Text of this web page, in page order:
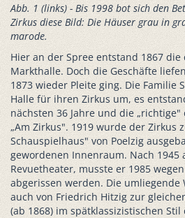
Abb. 1 (links) - Bis 1998 bot sich den
Zirkus diese Bild: Die Häuser grau in
marode.
Hier an der Spree entstand 1867
Markthalle. Doch die Geschäfte
1873 wieder Pleite ging. Die Familie
Halle für ihren Zirkus um, es
nächsten 36 Jahre und die „richtige"
„Am Zirkus". 1919 wurde der Zirkus
Schauspielhaus" von Poelzig
gewordenen Innenraum. Nach 1945
Revuetheater, musste er 1985
abgerissen werden. Die
auch von Friedrich Hitzig zur
(ab 1868) im spätklassizistischen